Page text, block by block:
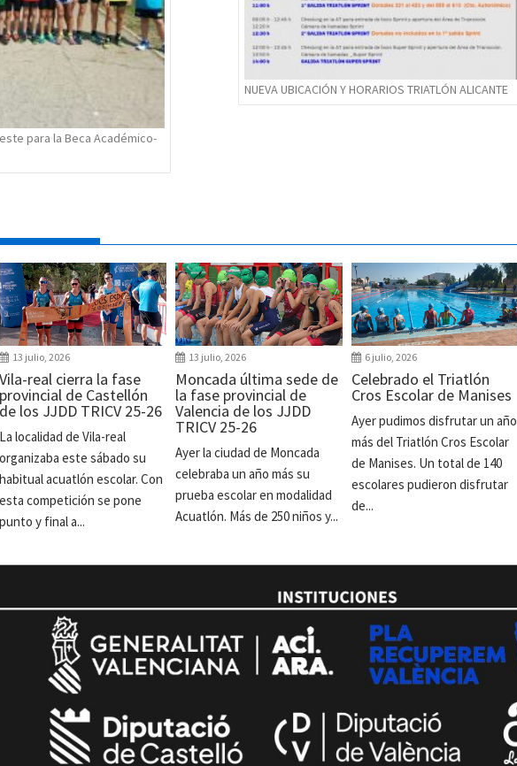
para la Beca Académico-
NUEVA UBICACIÓN Y HORARIOS TRIATLÓN ALICANTE
13 julio, 2026
Vila-real cierra la fase
provincial de Castellón
de los JJDD TRICV 25-26
La localidad de Vila-real
organizaba este sábado su
habitual acuatlón escolar. Con
esta competición se pone
punto y final a...
13 julio, 2026
Moncada última sede de
la fase provincial de
Valencia de los JJDD
TRICV 25-26
Ayer la ciudad de Moncada
celebraba un año más su
prueba escolar en modalidad
Acuatlón. Más de 250 niños y...
6 julio, 2026
Celebrado el Triatlón
Cros Escolar de Manises
Ayer pudimos disfrutar un año
más del Triatlón Cros Escolar
de Manises. Un total de 140
escolares pudieron disfrutar
de...